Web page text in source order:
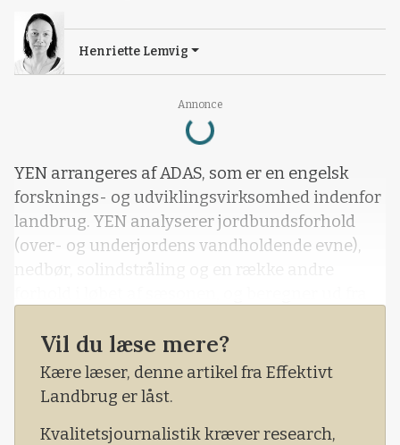
Annonce
Loading...
Henriette Lemvig
YEN arrangeres af ADAS, som er en engelsk
forsknings- og udviklingsvirksomhed indenfor
landbrug. YEN analyserer jordbundsforhold
(over- og underjordens vandholdende evne),
nedbør, solindstråling og en række andre
udnyttes på den enkelte mark.
Vil du læse mere?
Kære læser, denne artikel fra Effektivt
Landbrug er låst.
Kvalitetsjournalistik kræver research,